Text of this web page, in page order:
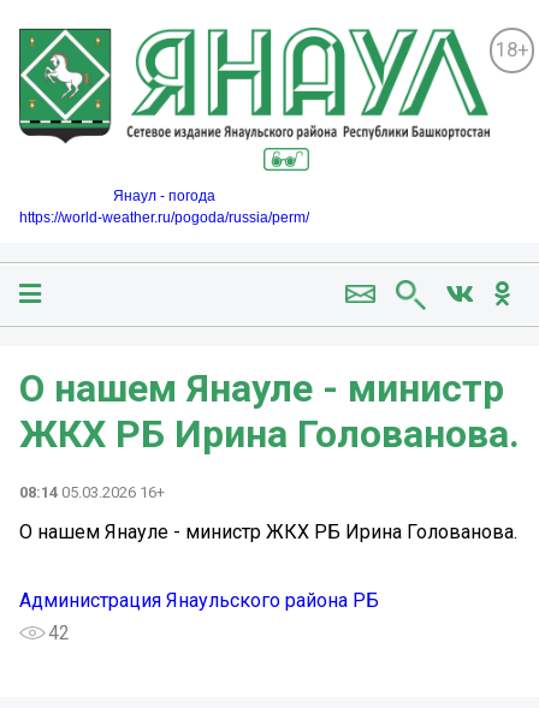
18+
Янаул - погода
https://world-weather.ru/pogoda/russia/perm/
О нашем Янауле - министр
ЖКХ РБ Ирина Голованова.
08:14 05.03.2026 16+
О нашем Янауле - министр ЖКХ РБ Ирина Голованова.
Администрация Янаульского района РБ
42